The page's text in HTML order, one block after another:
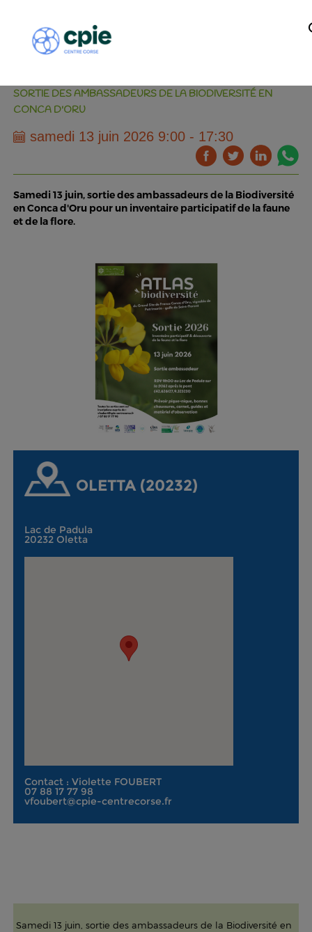
SORTIE DES AMBASSADEURS DE LA BIODIVERSITÉ EN
CONCA D'ORU
samedi 13 juin 2026 9:00 - 17:30
Samedi 13 juin, sortie des ambassadeurs de la Biodiversité
en Conca d'Oru pour un inventaire participatif de la faune
et de la flore.
OLETTA (20232)
Lac de Padula
20232 Oletta
Contact : Violette FOUBERT
07 88 17 77 98
vfoubert@cpie-centrecorse.fr
Samedi 13 juin, sortie des ambassadeurs de la Biodiversité en